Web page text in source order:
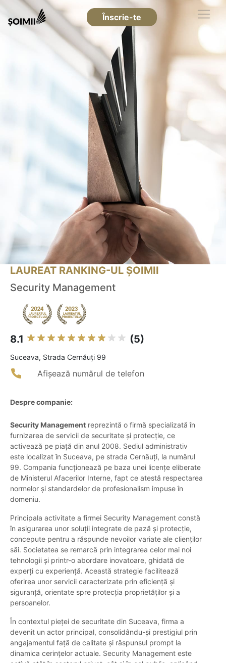
Înscrie-te
LAUREAT RANKING-UL ȘOIMII
Security Management
8.1 (5)
Suceava, Strada Cernăuți 99
Afișează numărul de telefon
Despre companie:
Security Management reprezintă o firmă specializată în
furnizarea de servicii de securitate și protecție, ce
activează pe piață din anul 2008. Sediul administrativ
este localizat în Suceava, pe strada Cernăuți, la numărul
99. Compania funcționează pe baza unei licențe eliberate
de Ministerul Afacerilor Interne, fapt ce atestă respectarea
normelor și standardelor de profesionalism impuse în
domeniu.
Principala activitate a firmei Security Management constă
în asigurarea unor soluții integrate de pază și protecție,
concepute pentru a răspunde nevoilor variate ale clienților
săi. Societatea se remarcă prin integrarea celor mai noi
tehnologii și printr-o abordare inovatoare, ghidată de
experți cu experiență. Această strategie facilitează
oferirea unor servicii caracterizate prin eficiență și
siguranță, orientate spre protecția proprietăților și a
persoanelor.
În contextul pieței de securitate din Suceava, firma a
devenit un actor principal, consolidându-și prestigiul prin
angajamentul față de calitate și răspunsul prompt la
dinamica cerințelor actuale. Security Management este